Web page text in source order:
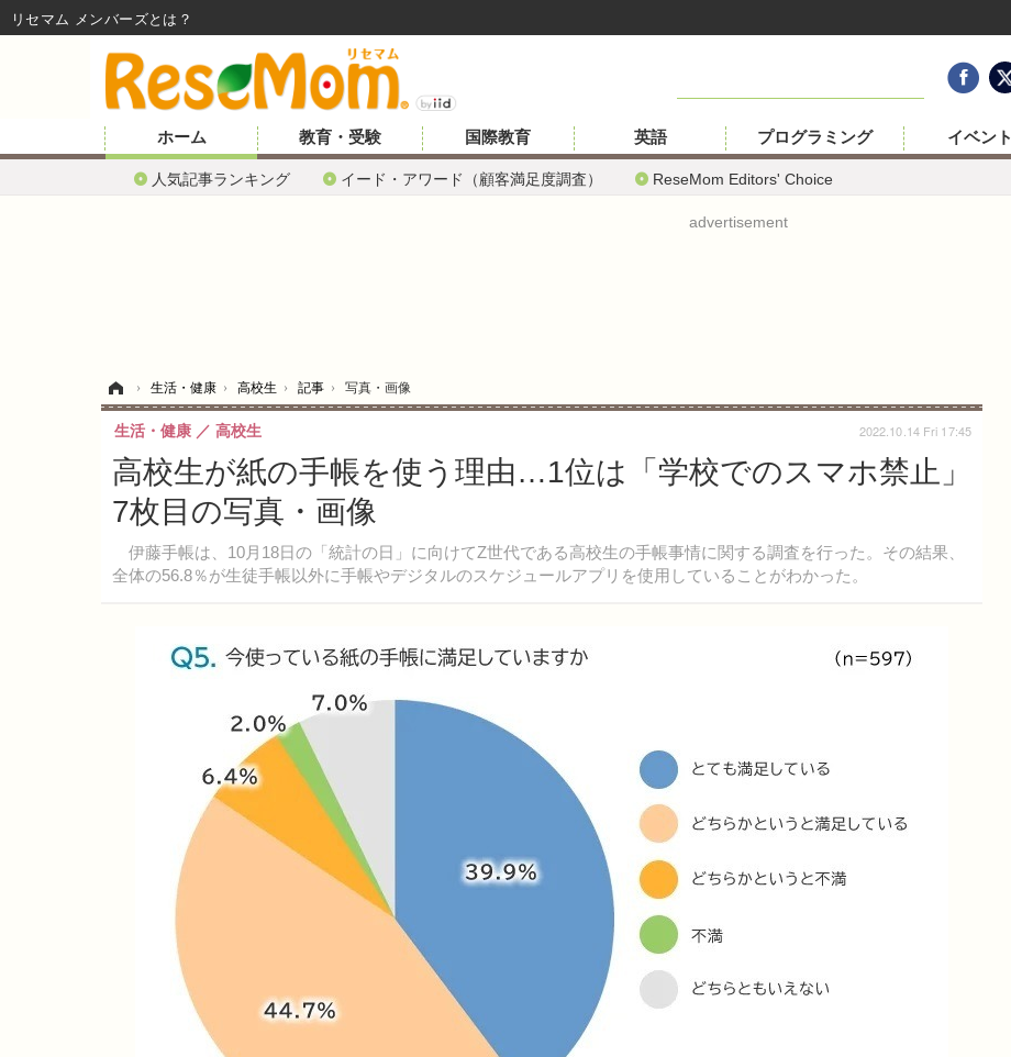
ホーム
人気記事ランキング イード・アワード（顧客満足度調査） ReseMom Editors' Choice
教育・受験 国際教育 英語 プログラミング イベント
advertisement
› 生活・健康 › 高校生 › 記事 › 写真・画像
高校生が紙の手帳を使う理由…1位は「学校でのスマホ禁止」
7枚目の写真・画像
伊藤手帳は、10月18日の「統計の日」に向けてZ世代である高校生の手帳事情に関する調査を行った。その結果、
全体の56.8％が生徒手帳以外に手帳やデジタルのスケジュールアプリを使用していることがわかった。
生活・健康 高校生 2022.10.14 Fri 17:45
リセマム メンバーズ